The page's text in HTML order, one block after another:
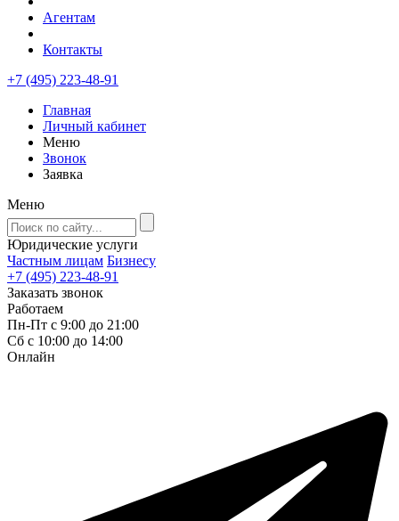
Агентам
Контакты
+7 (495) 223-48-91
Главная
Личный кабинет
Меню
Звонок
Заявка
Меню
Юридические услуги
Частным лицам Бизнесу
+7 (495) 223-48-91
Заказать звонок
Работаем
Пн-Пт с 9:00 до 21:00
Сб с 10:00 до 14:00
Онлайн